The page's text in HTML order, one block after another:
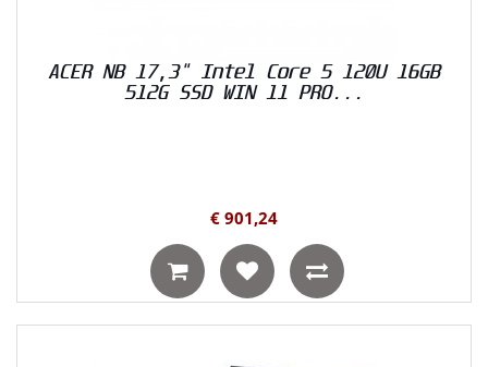
ACER NB 17,3" Intel Core 5 120U 16GB
512G SSD WIN 11 PRO...
€ 901,24